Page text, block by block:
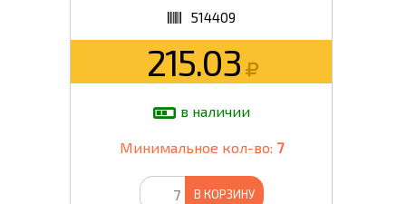
514409
215.03
в наличии
Минимальное кол-во: 7
В КОРЗИНУ